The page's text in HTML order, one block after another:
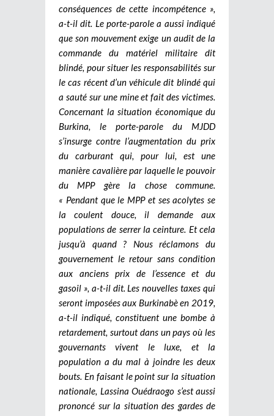
conséquences de cette incompétence »,
a-t-il dit. Le porte-parole a aussi indiqué
que son mouvement exige un audit de la
commande du matériel militaire dit
blindé, pour situer les responsabilités sur
le cas récent d’un véhicule dit blindé qui
a sauté sur une mine et fait des victimes.
Concernant la situation économique du
Burkina, le porte-parole du MJDD
s’insurge contre l’augmentation du prix
du carburant qui, pour lui, est une
manière cavalière par laquelle le pouvoir
du MPP gère la chose commune.
« Pendant que le MPP et ses acolytes se
la coulent douce, il demande aux
populations de serrer la ceinture. Et cela
jusqu’à quand ? Nous réclamons du
gouvernement le retour sans condition
aux anciens prix de l’essence et du
gasoil », a-t-il dit. Les nouvelles taxes qui
seront imposées aux Burkinabè en 2019,
a-t-il indiqué, constituent une bombe à
retardement, surtout dans un pays où les
gouvernants vivent le luxe, et la
population a du mal à joindre les deux
bouts. En faisant le point sur la situation
nationale, Lassina Ouédraogo s’est aussi
prononcé sur la situation des gardes de